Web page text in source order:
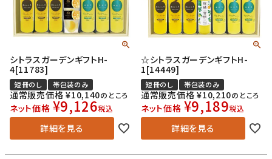
シトラスガーデンギフトH-
4[11783]
短冊のし 帯包装のみ
通常販売価格 ¥10,140のところ
ネット価格 ¥9,126税込
詳細を見る
☆シトラスガーデンギフトH-
1[14449]
短冊のし 帯包装のみ
通常販売価格 ¥10,210のところ
ネット価格 ¥9,189税込
詳細を見る